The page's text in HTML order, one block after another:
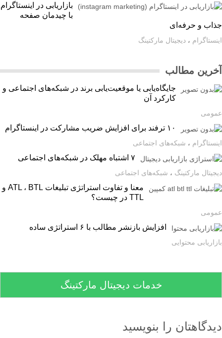
بازاریابی در اینستاگرام
با چیدمان صفحه
و حرفه‌ای
،دیجیتال مارکتینگ
مطالب
جایگاه‌یابی یا موقعیت‌یابی برند در شبکه‌های اجتماعی و
کارکرد آن
۱۰ ترفند برای افزایش ضریب مشارکت در اینستاگرام
،شبکه‌های اجتماعی
مارکتینگ،شبکه‌های اجتماعی
معنا و تفاوت استراتژی تبلیغات ATL ، BTL و
TTL در چیست؟
افزایش بازنشر مطالب با ۶ استراتژی ساده
محتوایی
خدمات دیجیتال مارکتینگ
را بنویسید